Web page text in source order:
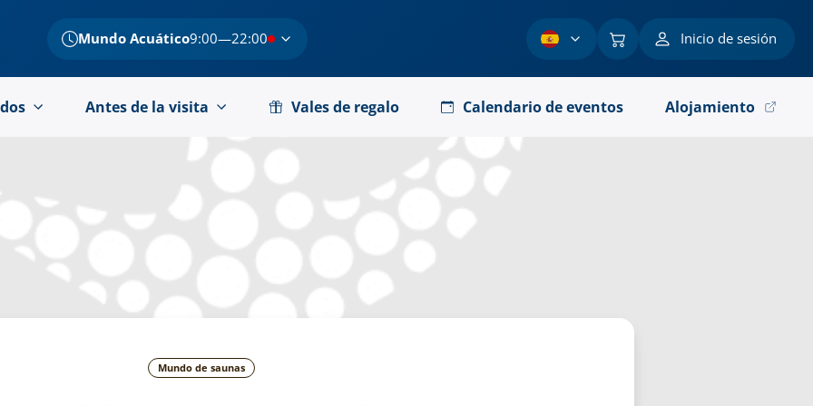
Mundo Acuático9:00—22:00 Inicio de sesión
Antes de la visita Vales de regalo Calendario de eventos Alojamiento
Mundo de saunas